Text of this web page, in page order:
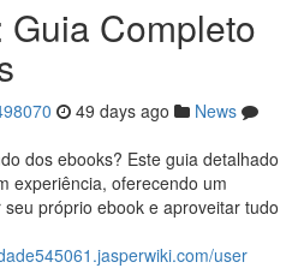
Completo
49 days ago
News
dos ebooks? Este guia detalhado
experiência, oferecendo um
próprio ebook e aproveitar tudo
user